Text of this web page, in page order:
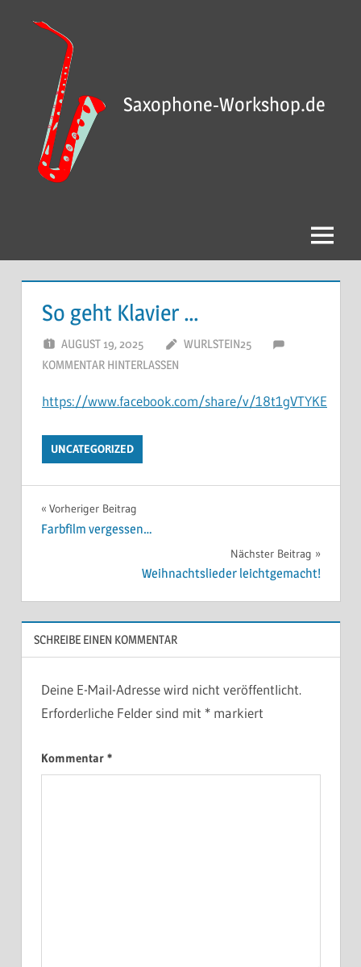
Saxophone-Workshop.de
So geht Klavier …
AUGUST 19, 2025
WURLSTEIN25
KOMMENTAR HINTERLASSEN
https://www.facebook.com/share/v/18t1gVTYKE
UNCATEGORIZED
Vorheriger Beitrag
Farbfilm vergessen…
Nächster Beitrag
Weihnachtslieder leichtgemacht!
SCHREIBE EINEN KOMMENTAR
Deine E-Mail-Adresse wird nicht veröffentlicht.
Erforderliche Felder sind mit *markiert
Kommentar *